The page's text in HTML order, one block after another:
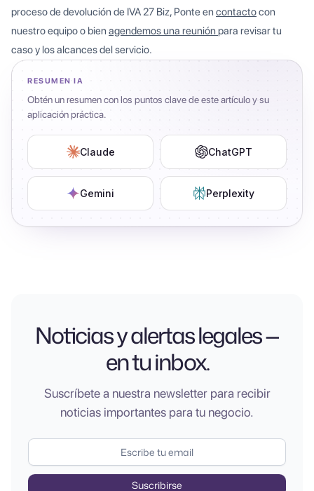
proceso de devolución de IVA 27 Biz, Ponte en contactocon
nuestro equipo o bien agendemos una reunión para revisar tu
caso y los alcances del servicio.
RESUMEN IA
Obtén un resumen con los puntos clave de este artículo y su
aplicación práctica.
Claude ChatGPT
Gemini Perplexity
Noticias y alertas legales —
en tu inbox.
Suscríbete a nuestra newsletter para recibir
noticias importantes para tu negocio.